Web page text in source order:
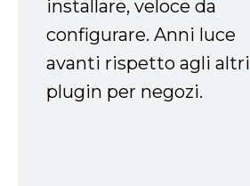
installare, veloce da
configurare. Anni luce
avanti rispetto agli altri
plugin per negozi.